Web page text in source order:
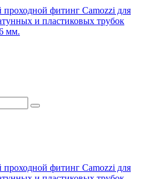
фитинг Camozzi для
и пластиковых трубок
мм.
фитинг Camozzi для